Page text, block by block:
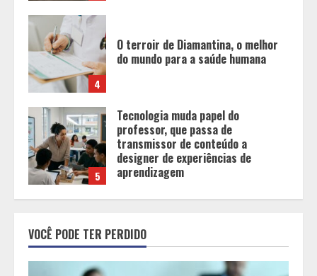
5
professor, que passa de
transmissor de conteúdo a
designer de experiências de
1
Cleitinho está de volta e Minas
diante de uma escolha: agora é
sério ou fenômeno eleitoral?
2
em escolas municipais que
celebram toda a família no Dia dos
Pais
VOCÊ PODE TER PERDIDO